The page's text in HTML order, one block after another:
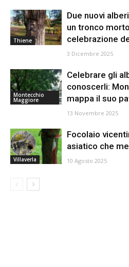
Thiene
Due nuovi
un tronco
celebrazione
3 Dicembre 2025
Montecchio
Maggiore
Celebrare gli
conoscerli:
mappa il suo
13 Novembre 2025
Villaverla
Focolaio
asiatico che
10 Agosto 2025